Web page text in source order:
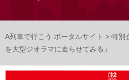
A列車で行こう ポータルサイト > 特別
を大型ジオラマに走らせてみる」